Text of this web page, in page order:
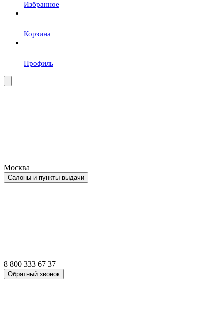
Избранное
Корзина
Профиль
Москва
Салоны и пункты выдачи
8 800 333 67 37
Обратный звонок